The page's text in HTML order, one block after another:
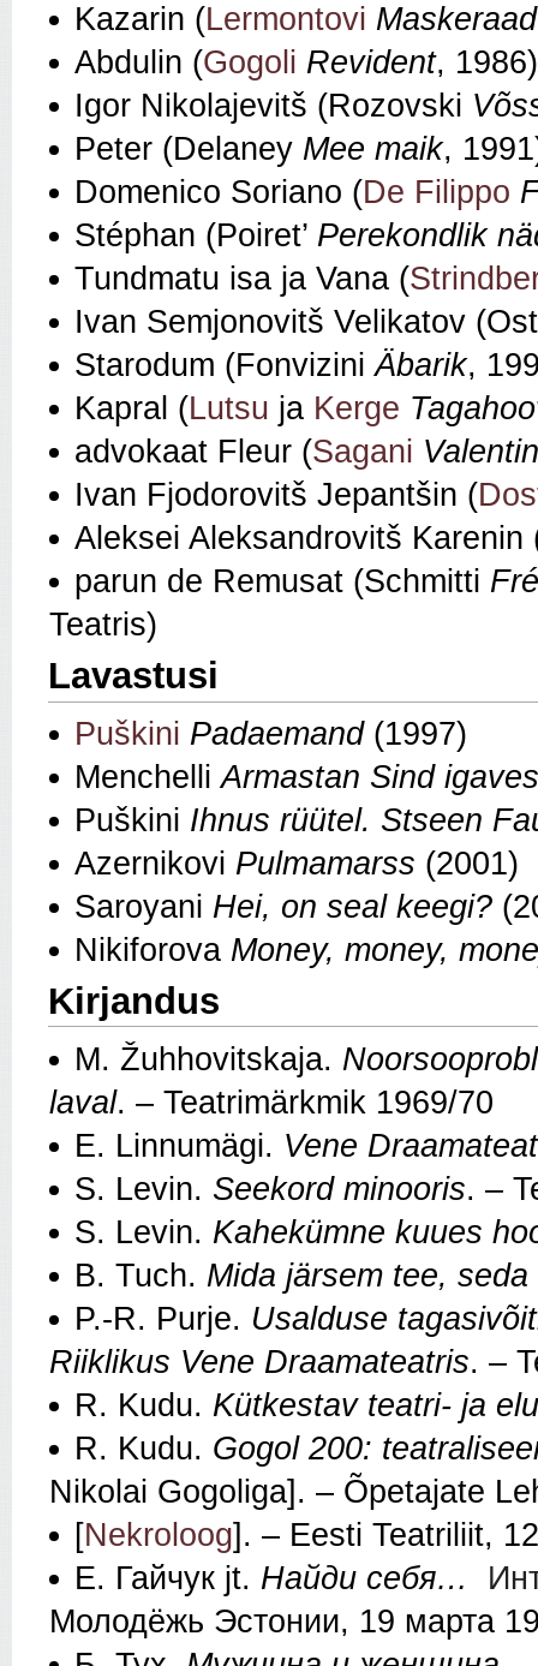
Kazarin (Lermontovi Maskeraad
Abdulin (Gogoli Revident, 1986)
Igor Nikolajevitš (Rozovski
Peter (Delaney Mee maik,
Domenico Soriano (De Filippo
Stéphan (Poiret’ Perekondlik
Tundmatu isa ja Vana (
Ivan Semjonovitš Velikatov
Starodum (FonviziniÄbarik,
Kapral (Lutsu ja Kerge
advokaat Fleur (Sagani
Ivan Fjodorovitš Jepantšin (
Aleksei Aleksandrovitš
parun de Remusat (Schmitti
Teatris)
Lavastusi
Puškini Padaemand(1997)
MenchelliArmastan Sind
Puškini Ihnus rüütel. Stseen
Azernikovi Pulmamarss (2001)
Saroyani Hei, on seal keegi?
Nikiforova Money, money,
Kirjandus
M. Žuhhovitskaja.
laval. – Teatrimärkmik 1969/70
E. Linnumägi. Vene
S. Levin. Seekord minooris. –
S. Levin. Kahekümne kuues
B. Tuch. Mida järsem tee,
P.-R. Purje. Usalduse
Riiklikus Vene Draamateatris. –
R. Kudu. Kütkestav teatri- ja
R. Kudu. Gogol 200:
Nikolai Gogoliga]. – Õpetajate
[Nekroloog]. – Eesti Teatriliit,
Е. Гайчук jt. Найди себя…
Молодёжь Эстонии, 19 марта